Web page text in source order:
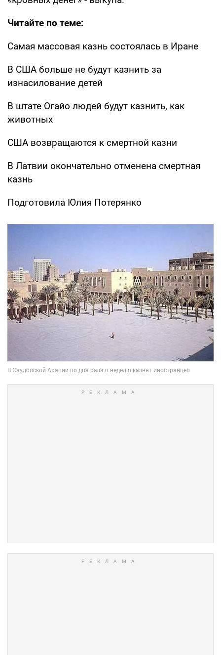
Читайте по теме:
Самая массовая казнь состоялась в Иране
В США больше не будут казнить за
изнасилование детей
В штате Огайо людей будут казнить, как
животных
США возвращаются к смертной казни
В Латвии окончательно отменена смертная
казнь
Подготовила Юлия Потерянко